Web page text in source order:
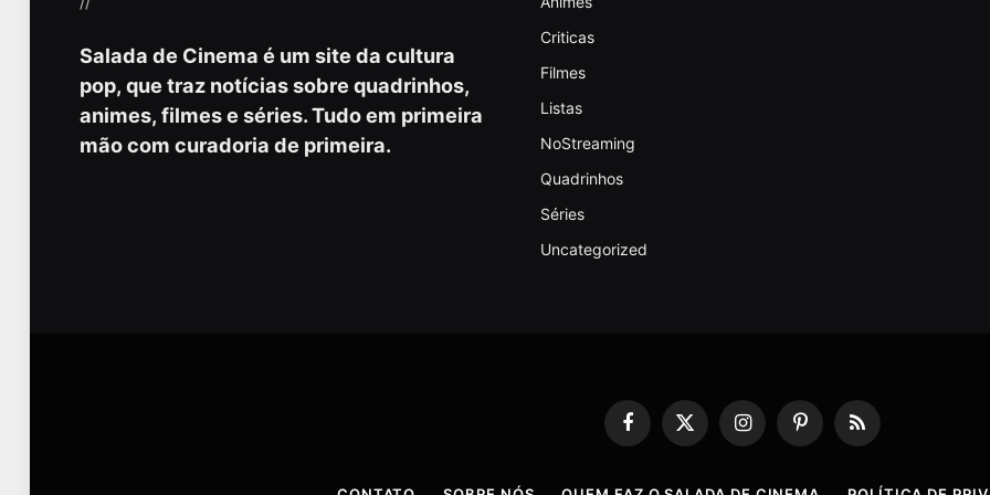
Salada de Cinema é um site da cultura
pop, que traz notícias sobre quadrinhos,
animes, filmes e séries. Tudo em primeira
mão com curadoria de primeira.
Criticas
Filmes
Listas
NoStreaming
Quadrinhos
Séries
Uncategorized
Facebook
X
(Twitter)
InstagramPinterestRSS